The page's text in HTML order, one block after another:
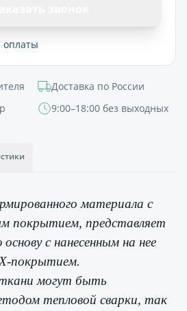
оплаты
Доставка по России
9:00–18:00 без выходных
материала с
покрытием, представляет
с нанесенным на нее
покрытием.
могут быть
тепловой сварки, так